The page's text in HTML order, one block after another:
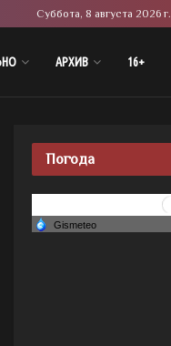
Суббота, 8 августа 2026 г.
АРХИВ 16+
Погода